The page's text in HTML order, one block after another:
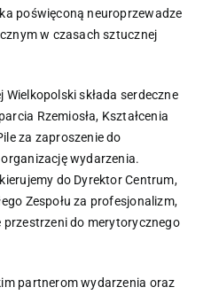
poświęconą neuroprzewadze
w czasach sztucznej
Wielkopolski składa serdeczne
Rzemiosła, Kształcenia
za zaproszenie do
wydarzenia.
do Dyrektor Centrum,
Zespołu za profesjonalizm,
do merytorycznego
partnerom wydarzenia oraz